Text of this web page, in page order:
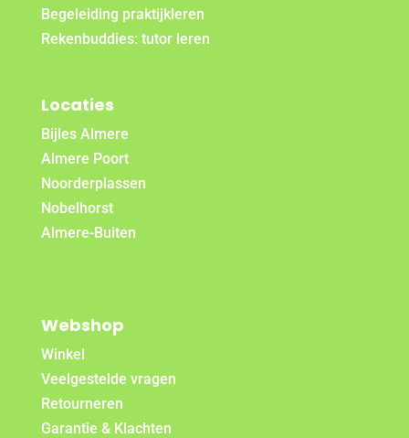
Begeleiding praktijkleren
Rekenbuddies: tutor leren
Locaties
Bijles Almere
Almere Poort
Noorderplassen
Nobelhorst
Almere-Buiten
Webshop
Winkel
Veelgestelde vragen
Retourneren
Garantie & Klachten